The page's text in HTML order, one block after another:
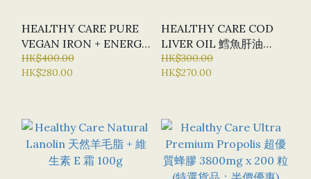
HEALTHY CARE PURE
VEGAN IRON + ENERGY
PLUS 純素食鐵 + 能量加
X 60片
HK$400.00
HK$280.00
HEALTHY CARE COD
LIVER OIL 鱈魚肝油
1000 毫克 200 粒軟膠囊
HK$300.00
HK$270.00